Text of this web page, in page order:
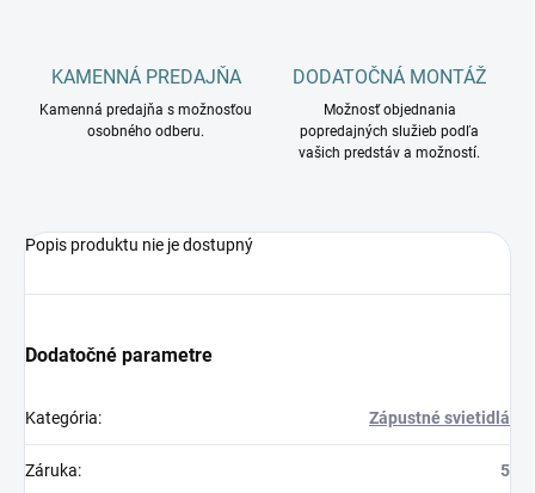
KAMENNÁ PREDAJŇA
Kamenná predajňa s možnosťou
osobného odberu.
DODATOČNÁ MONTÁŽ
Možnosť objednania
popredajných služieb podľa
vašich predstáv a možností.
Popis produktu nie je dostupný
Dodatočné parametre
Kategória: Zápustné svietidlá
Záruka: 5